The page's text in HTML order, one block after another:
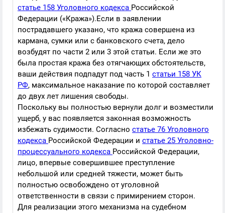
статье 158 Уголовного кодекса Российской
Федерации («Кража»).Если в заявлении
пострадавшего указано, что кража совершена из
кармана, сумки или с банковского счета, дело
возбудят по части 2 или 3 этой статьи. Если же это
была простая кража без отягчающих обстоятельств,
ваши действия подпадут под часть 1 статьи 158 УК
РФ, максимальное наказание по которой составляет
до двух лет лишения свободы.
Поскольку вы полностью вернули долг и возместили
ущерб, у вас появляется законная возможность
избежать судимости. Согласно статье 76 Уголовного
кодекса Российской Федерации и статье 25 Уголовно-
процессуального кодекса Российской Федерации,
лицо, впервые совершившее преступление
небольшой или средней тяжести, может быть
полностью освобождено от уголовной
ответственности в связи с примирением сторон.
Для реализации этого механизма на судебном